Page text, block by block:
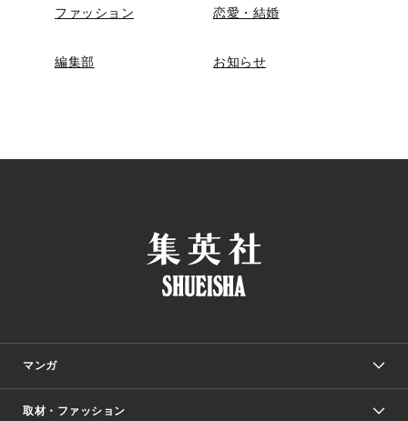
ファッション 恋愛・結婚
編集部 お知らせ
マンガ
少年マンガ
取材・ファッション